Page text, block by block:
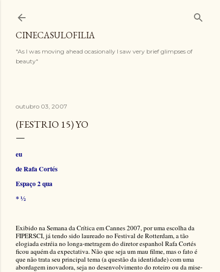
CINECASULOFILIA
"As I was moving ahead ocasionally I saw very brief glimpses of
beauty"
outubro 03, 2007
(FESTRIO 15) YO
eu
de Rafa Cortés
Espaço 2 qua
* ½
Exibido na Semana da Crítica em Cannes 2007, por uma escolha da
FIPERSCI, já tendo sido laureado no Festival de Rotterdam, a tão
elogiada estréia no longa-metragem do diretor espanhol Rafa Cortés
ficou aquém da expectativa. Não que seja um mau filme, mas o fato é
que não trata seu principal tema (a questão da identidade) com uma
abordagem inovadora, seja no desenvolvimento do roteiro ou da mise-